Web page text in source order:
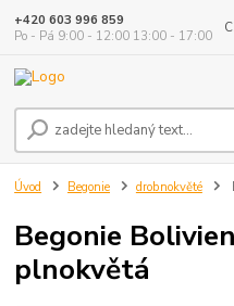
+420 603 996 859
Po - Pá 9:00 - 12:00 13:00 - 17:00
Úvod Begonie drobnokvěté
Begonie
plnokvětá